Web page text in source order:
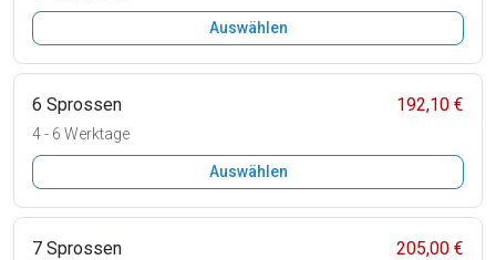
Auswählen
6 Sprossen 192,10 €
4 - 6 Werktage
Auswählen
7 Sprossen 205,00 €